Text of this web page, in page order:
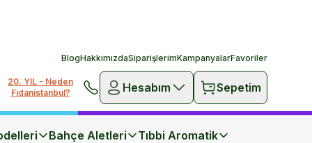
BlogHakkımızdaSiparişlerimKampanyalarFavoriler
20. YIL - Neden
Fidanistanbul?
Hesabım Sepetim
Bahçe Aletleri Tıbbi Aromatik